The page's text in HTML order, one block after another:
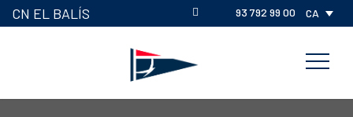
CN EL BALÍS 93 792 99 00 CA